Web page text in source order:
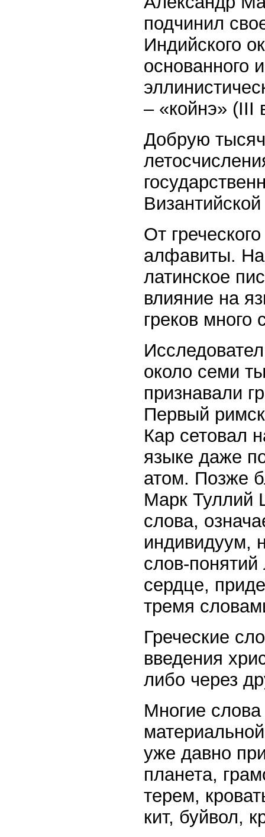
подчинил
Индийского
основанного
– «койнэ» (III
Добрую
От
алфавиты. На
латинское
влияние на
греков много
около семи
признавали
Первый
Кар сетовал
языке даже
атом. Позже
Марк Туллий
слова,
индивидуум,
слов-
сердце,
тремя
Греческие
введения
либо через
Многие
уже давно
планета,
терем,
кит, буйвол,